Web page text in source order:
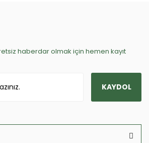
haberdar olmak için hemen kayıt
KAYDOL